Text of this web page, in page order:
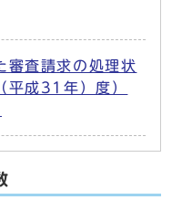
審査請求の処理状
平成31年）度）